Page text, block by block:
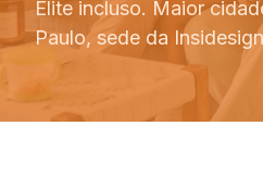
Elite incluso. Maior
Paulo, sede da